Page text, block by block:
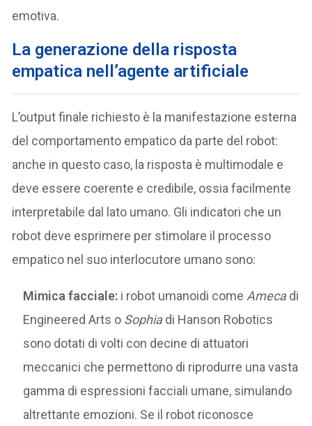
emotiva.
La generazione della risposta
empatica nell’agente artificiale
L’output finale richiesto è la manifestazione esterna
del comportamento empatico da parte del robot:
anche in questo caso, la risposta è multimodale e
deve essere coerente e credibile, ossia facilmente
interpretabile dal lato umano. Gli indicatori che un
robot deve esprimere per stimolare il processo
empatico nel suo interlocutore umano sono:
Mimica facciale: i robot umanoidi come Amecadi
Engineered Arts o Sophiadi Hanson Robotics
sono dotati di volti con decine di attuatori
meccanici che permettono di riprodurre una vasta
gamma di espressioni facciali umane, simulando
altrettante emozioni. Se il robot riconosce